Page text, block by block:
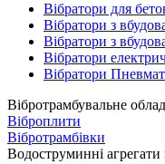
Вібратори для
Вібратори з
Вібратори з
Вібратори
Вібратори
Вібротрамбувальне
Віброплити
Вібротрамбівки
Водоструминні агрегати